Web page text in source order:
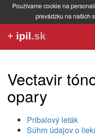
Používame cookie na
prevádzku na našich
+ ipil.sk
Vectavir
opary
Príbalový leták
Súhrn údajov o